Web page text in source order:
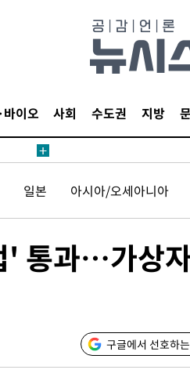
이오 사회 수도권 지방
"
죄
일본 아시아/오세아니아
통과…가상
구글에서 선호하